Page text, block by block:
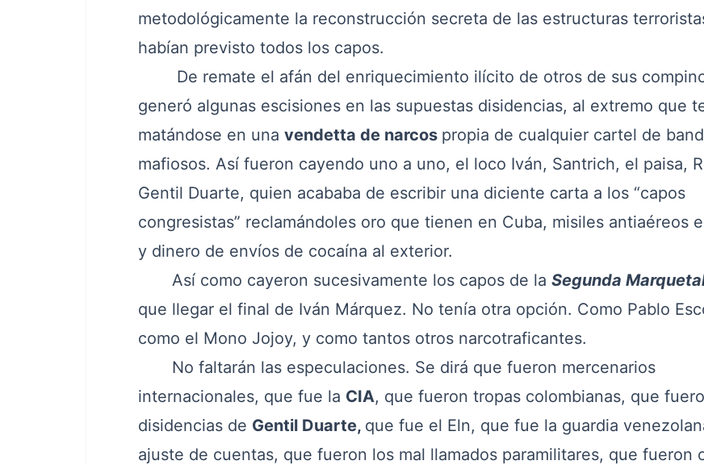
metodológicamente la reconstrucción secreta de las estructuras
habían previsto todos los capos.
De remate el afán del enriquecimiento ilícito de otros de sus
generó algunas escisiones en las supuestas disidencias, al extremo que
matándose en una vendetta de narcos propia de cualquier cartel de
mafiosos. Así fueron cayendo uno a uno, el loco Iván, Santrich, el paisa,
Gentil Duarte, quien acababa de escribir una diciente carta a los “capos
congresistas” reclamándoles oro que tienen en Cuba, misiles antiaéreos
y dinero de envíos de cocaína al exterior.
Así como cayeron sucesivamente los capos de la Segunda
que llegar el final de Iván Márquez. No tenía otra opción. Como Pablo
como el Mono Jojoy, y como tantos otros narcotraficantes.
No faltarán las especulaciones. Se dirá que fueron mercenarios
internacionales, que fue la CIA, que fueron tropas colombianas, que
disidencias de Gentil Duarte, que fue el Eln, que fue la guardia
ajuste de cuentas, que fueron los mal llamados paramilitares, que fueron